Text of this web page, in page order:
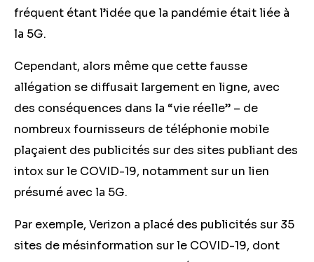
fréquent étant l’idée que la pandémie était liée à
la 5G.
Cependant, alors même que cette fausse
allégation se diffusait largement en ligne, avec
des conséquences dans la “vie réelle” – de
nombreux fournisseurs de téléphonie mobile
plaçaient des publicités sur des sites publiant des
intox sur le COVID-19, notamment sur un lien
présumé avec la 5G.
Par exemple, Verizon a placé des publicités sur 35
sites de mésinformation sur le COVID-19, dont